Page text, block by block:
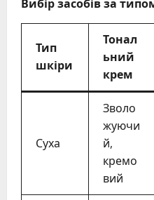
Вибір засобів за
Тип
шкіри
Тонал
ьний
крем
Суха
Зволо
жуючи
й,
кремо
вий